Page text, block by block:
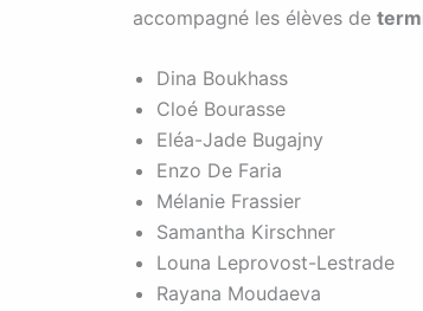
accompagné les élèves de
Dina Boukhass
Cloé Bourasse
Eléa-Jade Bugajny
Enzo De Faria
Mélanie Frassier
Samantha Kirschner
Louna Leprovost-Lestrade
Rayana Moudaeva